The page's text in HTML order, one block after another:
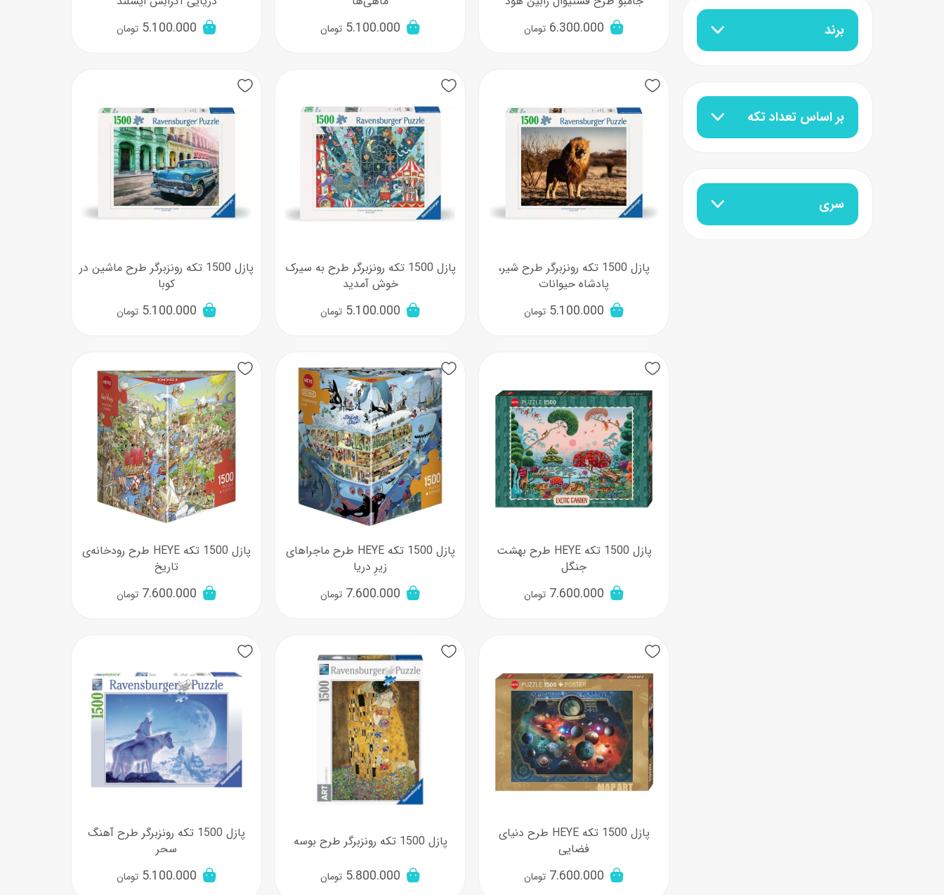
برند
بر اساس تعداد تکه
سری
6.300.000 تومان 5.100.000 تومان 5.100.000 تومان
پازل 1500 تکه رونزبرگر طرح شیر،
پادشاه حیوانات
5.100.000 تومان
پازل 1500 تکه رونزبرگر طرح به سیرک
خوش آمدید
5.100.000 تومان
پازل 1500 تکه رونزبرگر طرح ماشین در
کوبا
5.100.000 تومان
پازل 1500 تکه HEYE طرح بهشت
جنگل
7.600.000 تومان
پازل 1500 تکه HEYE طرح ماجراهای
زیرِ دریا
7.600.000 تومان
پازل 1500 تکه HEYE طرح رودخانه‌ی
تاریخ
7.600.000 تومان
پازل 1500 تکه HEYE طرح دنیای
فضایی
7.600.000 تومان
پازل 1500 تکه رونزبرگر طرح بوسه
5.800.000 تومان
پازل 1500 تکه رونزبرگر طرح آهنگ
سحر
5.100.000 تومان